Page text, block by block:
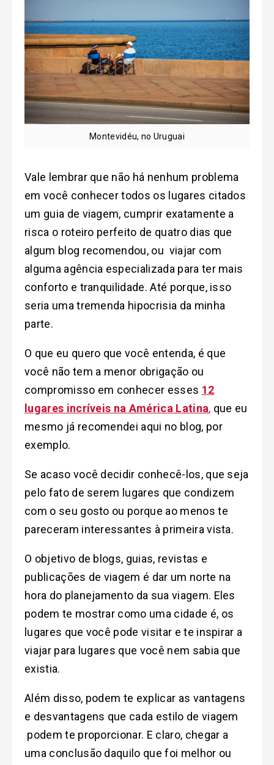
Montevidéu, no Uruguai
Vale lembrar que não há nenhum problema
em você conhecer todos os lugares citados
um guia de viagem, cumprir exatamente a
risca o roteiro perfeito de quatro dias que
algum blog recomendou, ou viajar com
alguma agência especializada para ter mais
conforto e tranquilidade. Até porque, isso
seria uma tremenda hipocrisia da minha
parte.
O que eu quero que você entenda, é que
você não tem a menor obrigação ou
compromisso em conhecer esses 12
lugares incríveis na América Latina, que eu
mesmo já recomendei aqui no blog, por
exemplo.
Se acaso você decidir conhecê-los, que seja
pelo fato de serem lugares que condizem
com o seu gosto ou porque ao menos te
pareceram interessantes à primeira vista.
O objetivo de blogs, guias, revistas e
publicações de viagem é dar um norte na
hora do planejamento da sua viagem. Eles
podem te mostrar como uma cidade é, os
lugares que você pode visitar e te inspirar a
viajar para lugares que você nem sabia que
existia.
Além disso, podem te explicar as vantagens
e desvantagens que cada estilo de viagem
podem te proporcionar. E claro, chegar a
uma conclusão daquilo que foi melhor ou